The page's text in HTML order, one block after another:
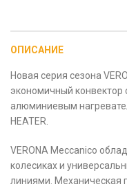
ОПИСАНИЕ
Новая серия сезона
экономичный
алюминиевым
HEATER.
VERONA Meccanico
колесиках и
линиями. Механическая